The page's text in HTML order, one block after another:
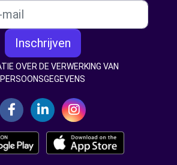
Inschrijven
OVER DE VERWERKING VAN
PERSOONSGEGEVENS